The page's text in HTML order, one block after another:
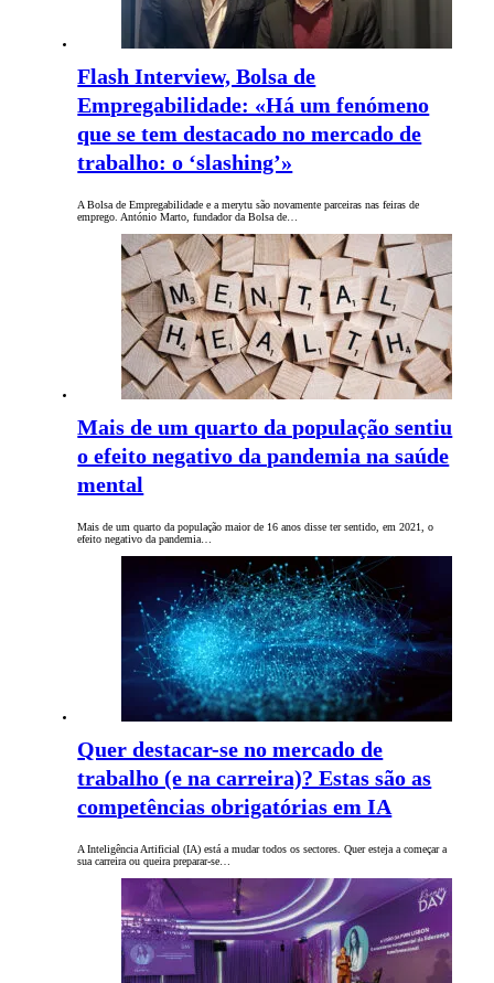
Flash Interview, Bolsa de
Empregabilidade: «Há um fenómeno
que se tem destacado no mercado de
trabalho: o ‘slashing’»
A Bolsa de Empregabilidade e a merytu são novamente parceiras nas feiras de
emprego. António Marto, fundador da Bolsa de…
Mais de um quarto da população sentiu
o efeito negativo da pandemia na saúde
mental
Mais de um quarto da população maior de 16 anos disse ter sentido, em 2021, o
efeito negativo da pandemia…
Quer destacar-se no mercado de
trabalho (e na carreira)? Estas são as
competências obrigatórias em IA
A Inteligência Artificial (IA) está a mudar todos os sectores. Quer esteja a começar a
sua carreira ou queira preparar-se…